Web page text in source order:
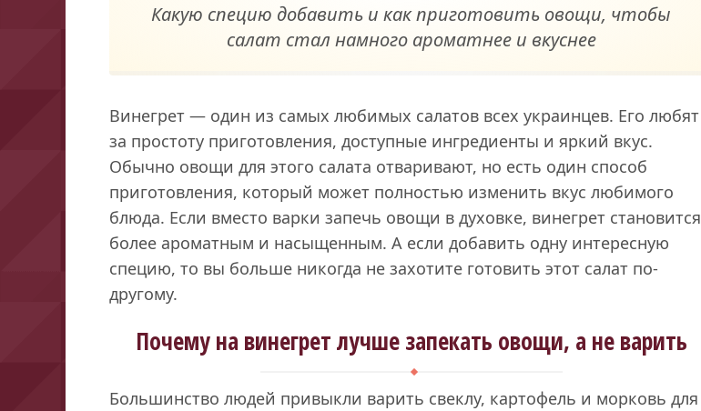
Какую специю добавить и как приготовить овощи, чтобы
салат стал намного ароматнее и вкуснее
Винегрет — один из самых любимых салатов всех украинцев. Его любят
за простоту приготовления, доступные ингредиенты и яркий вкус.
Обычно овощи для этого салата отваривают, но есть один способ
приготовления, который может полностью изменить вкус любимого
блюда. Если вместо варки запечь овощи в духовке, винегрет становится
более ароматным и насыщенным. А если добавить одну интересную
специю, то вы больше никогда не захотите готовить этот салат по-
другому.
Почему на винегрет лучше запекать овощи, а не варить
Большинство людей привыкли варить свеклу, картофель и морковь для